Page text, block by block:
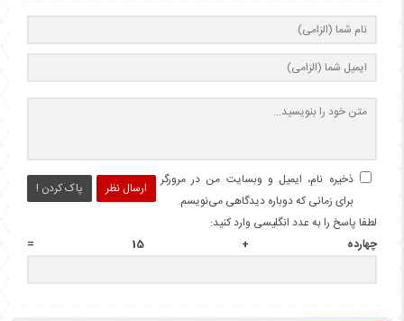
ارسال نظر پاک کردن !
ذخیره نام، ایمیل و وبسایت من در مرورگر
برای زمانی که دوباره دیدگاهی می‌نویسم.
لطفا پاسخ را به عدد انگلیسی وارد کنید:
چهارده + 15 =